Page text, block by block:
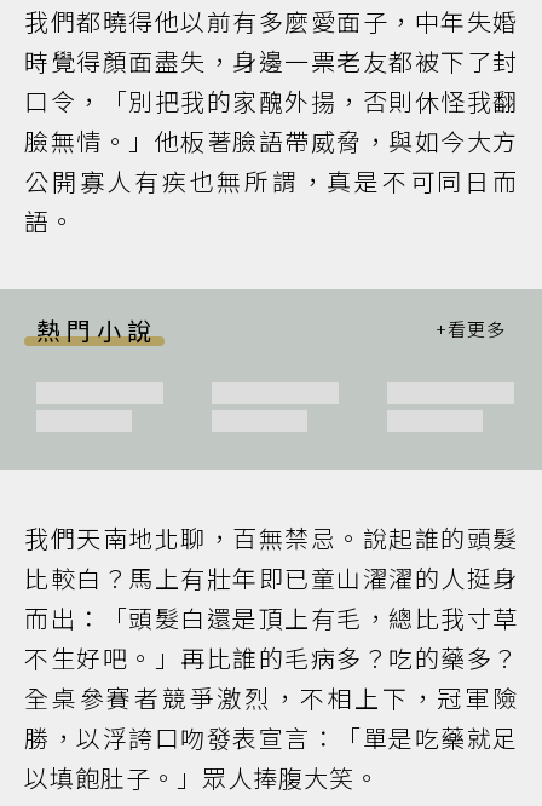
我們都曉得他以前有多麼愛面子，中年失婚
時覺得顏面盡失，身邊一票老友都被下了封
口令，「別把我的家醜外揚，否則休怪我翻
臉無情。」他板著臉語帶威脅，與如今大方
公開寡人有疾也無所謂，真是不可同日而
語。
熱門小說
我們天南地北聊，百無禁忌。說起誰的頭髮
比較白？馬上有壯年即已童山濯濯的人挺身
而出：「頭髮白還是頂上有毛，總比我寸草
不生好吧。」再比誰的毛病多？吃的藥多？
全桌參賽者競爭激烈，不相上下，冠軍險
勝，以浮誇口吻發表宣言：「單是吃藥就足
以填飽肚子。」眾人捧腹大笑。